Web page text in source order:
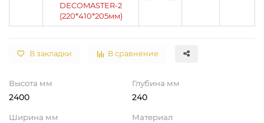
DECOMASTER-2
(220*410*205мм)
В закладки В сравнение
Высота мм
2400
Глубина мм
240
Ширина мм Материал